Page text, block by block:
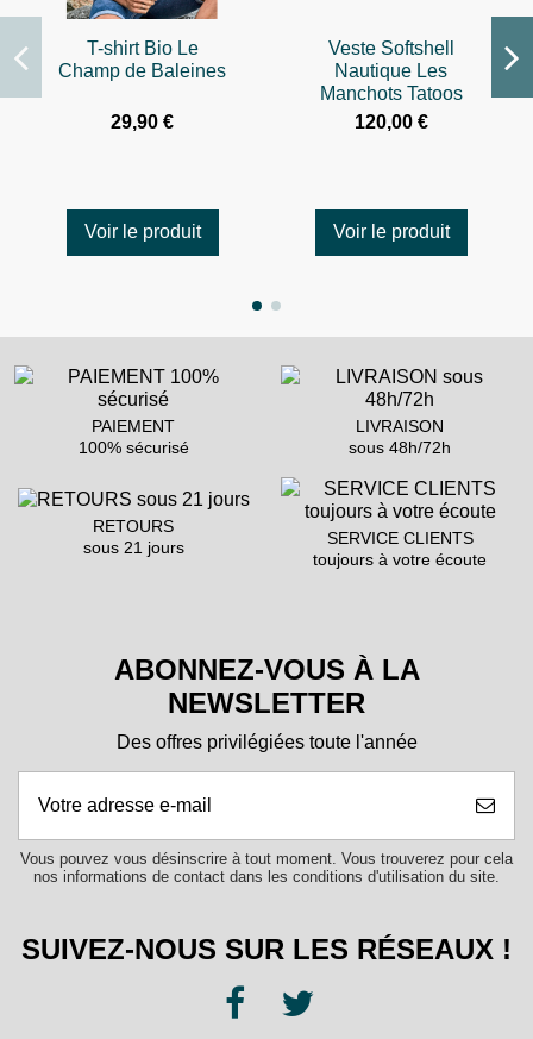
T-shirt Bio Le
Champ de Baleines
29,90 €
Voir le produit
Veste Softshell
Nautique Les
Manchots Tatoos
120,00 €
Voir le produit
PAIEMENT
100% sécurisé
LIVRAISON
sous 48h/72h
RETOURS
sous 21 jours
SERVICE CLIENTS
toujours à votre écoute
ABONNEZ-VOUS À LA
NEWSLETTER
Des offres privilégiées toute l'année
Vous pouvez vous désinscrire à tout moment. Vous trouverez pour cela
nos informations de contact dans les conditions d'utilisation du site.
SUIVEZ-NOUS SUR LES RÉSEAUX !